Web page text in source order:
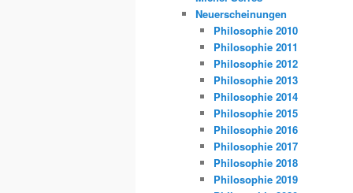
Neuerscheinungen
Philosophie 2010
Philosophie 2011
Philosophie 2012
Philosophie 2013
Philosophie 2014
Philosophie 2015
Philosophie 2016
Philosophie 2017
Philosophie 2018
Philosophie 2019